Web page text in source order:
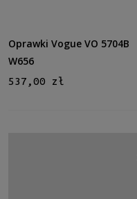
Oprawki Vogue VO 5704B
W656
537,00 zł